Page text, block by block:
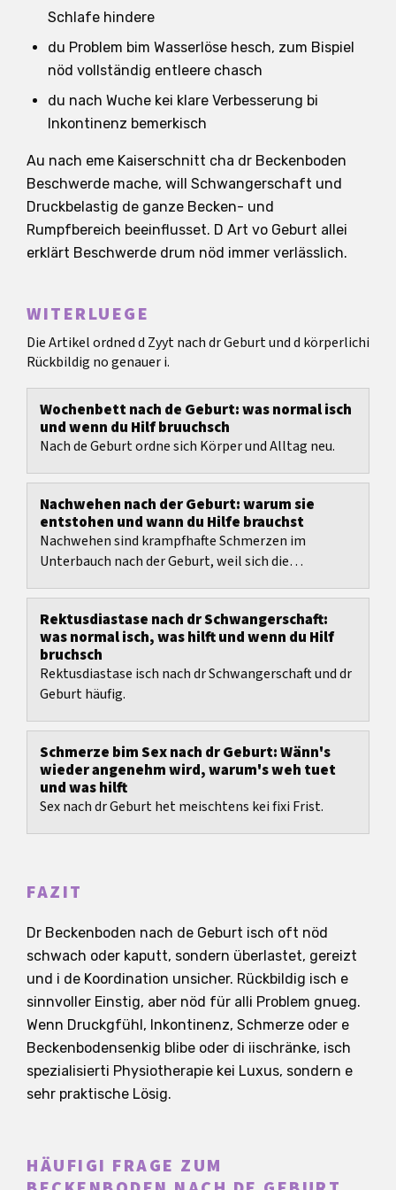
Schlafe hindere
du Problem bim Wasserlöse hesch, zum Bispiel
nöd vollständig entleere chasch
du nach Wuche kei klare Verbesserung bi
Inkontinenz bemerkisch
Au nach eme Kaiserschnitt cha dr Beckenboden
Beschwerde mache, will Schwangerschaft und
Druckbelastig de ganze Becken- und
Rumpfbereich beeinflusset. D Art vo Geburt allei
erklärt Beschwerde drum nöd immer verlässlich.
WITERLUEGE
Die Artikel ordned d Zyyt nach dr Geburt und d körperlichi
Rückbildig no genauer i.
Wochenbett nach de Geburt: was normal isch
und wenn du Hilf bruuchsch
Nach de Geburt ordne sich Körper und Alltag neu.
Nachwehen nach der Geburt: warum sie
entstohen und wann du Hilfe brauchst
Nachwehen sind krampfhafte Schmerzen im
Unterbauch nach der Geburt, weil sich die
Rektusdiastase nach dr Schwangerschaft:
was normal isch, was hilft und wenn du Hilf
bruchsch
Rektusdiastase isch nach dr Schwangerschaft und dr
Geburt häufig.
Schmerze bim Sex nach dr Geburt: Wänn's
wieder angenehm wird, warum's weh tuet
und was hilft
Sex nach dr Geburt het meischtens kei fixi Frist.
FAZIT
Dr Beckenboden nach de Geburt isch oft nöd
schwach oder kaputt, sondern überlastet, gereizt
und i de Koordination unsicher. Rückbildig isch e
sinnvoller Einstig, aber nöd für alli Problem gnueg.
Wenn Druckgfühl, Inkontinenz, Schmerze oder e
Beckenbodensenkig blibe oder di iischränke, isch
spezialisierti Physiotherapie kei Luxus, sondern e
sehr praktische Lösig.
HÄUFIGI FRAGE ZUM